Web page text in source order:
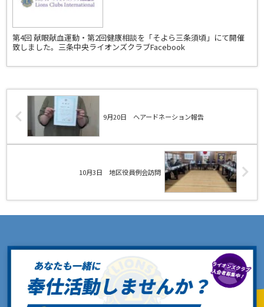
第4回 献眼献血運動・第2回健康相談を「そよら三条須頃」にて開催
致しました。三条中央ライオンズクラブFacebook
9月20日 ヘアードネーション報告
10月3日 地区役員例会訪問